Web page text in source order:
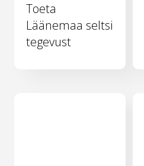
Toeta
Läänemaa seltsi
tegevust